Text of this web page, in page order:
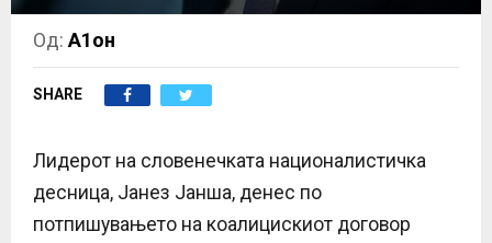
M
E
N
U
Од:А1он
SHARE
Лидерот на словенечката националистичка
десница, Јанез Јанша, денес по
потпишувањето на коалицискиот договор